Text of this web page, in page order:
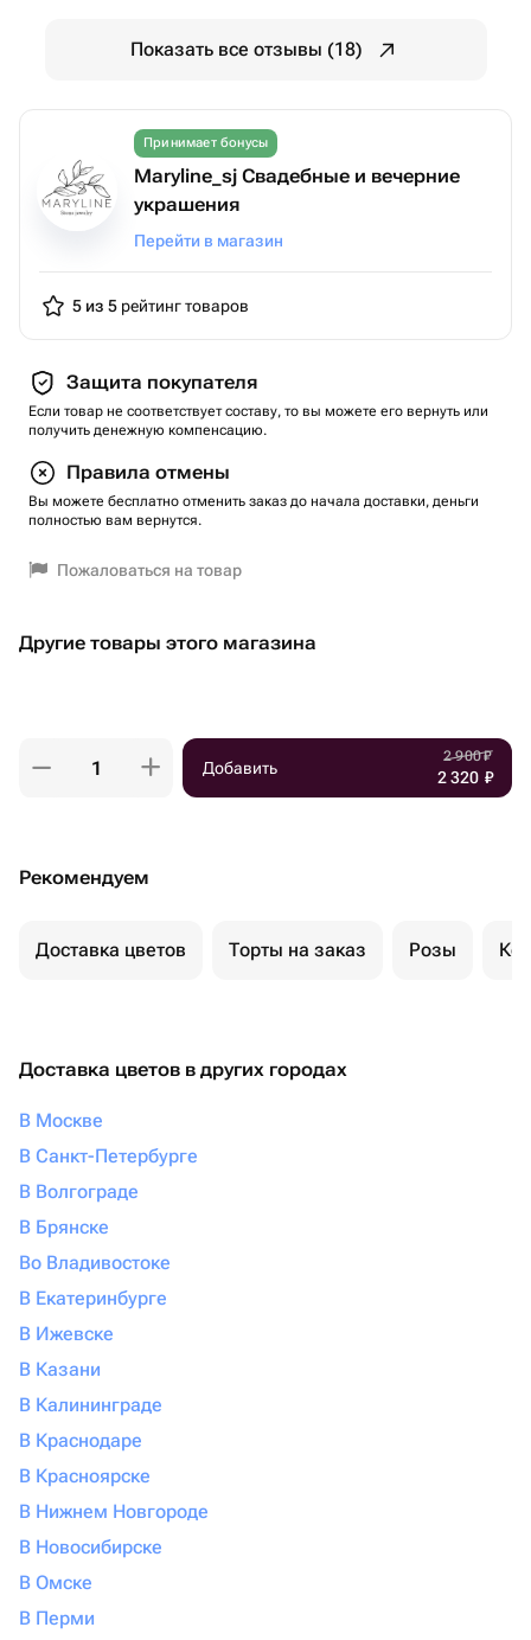
Показать все отзывы (18)
Принимает бонусы
Maryline_sj Свадебные и вечерние
украшения
Перейти в магазин
5 из 5 рейтинг товаров
Защита покупателя
Если товар не соответствует составу, то вы можете его вернуть или
получить денежную компенсацию.
Правила отмены
Вы можете бесплатно отменить заказ до начала доставки, деньги
полностью вам вернутся.
Пожаловаться на товар
Другие товары этого магазина
Добавить
2 900₽
2 320 ₽
Рекомендуем
Доставка цветов Торты на заказ Розы
Доставка цветов в других городах
В Москве
В Санкт-Петербурге
В Волгограде
В Брянске
Во Владивостоке
В Екатеринбурге
В Ижевске
В Казани
В Калининграде
В Краснодаре
В Красноярске
В Нижнем Новгороде
В Новосибирске
В Омске
В Перми